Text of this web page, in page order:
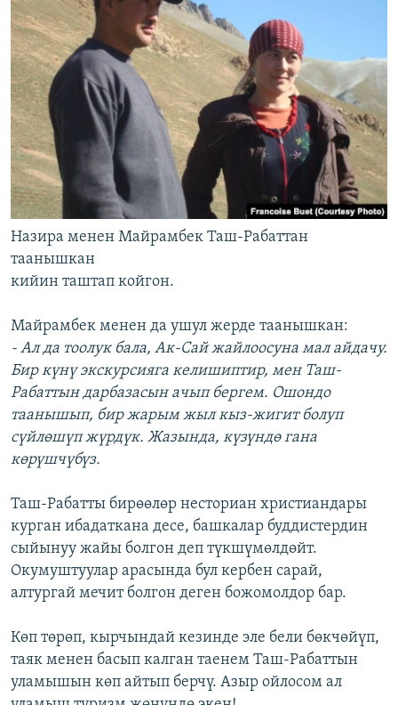
Назира менен Майрамбек Таш-Рабаттан
таанышкан
кийин таштап койгон.
Майрамбек менен да ушул жерде таанышкан:
- Ал да тоолук бала, Ак-Сай жайлоосуна мал айдачу.
Бир күнү экскурсияга келишиптир, мен Таш-
Рабаттын дарбазасын ачып бергем. Ошондо
таанышып, бир жарым жыл кыз-жигит болуп
сүйлөшүп жүрдүк. Жазында, күзүндө гана
көрүшчүбүз.
Таш-Рабатты бирөөлөр несториан христиандары
курган ибадаткана десе, башкалар буддистердин
сыйынуу жайы болгон деп түкшүмөлдөйт.
Окумуштуулар арасында бул кербен сарай,
алтургай мечит болгон деген божомолдор бар.
Көп төрөп, кырчындай кезинде эле бели бөкчөйүп,
таяк менен басып калган таенем Таш-Рабаттын
уламышын көп айтып берчү. Азыр ойлосом ал